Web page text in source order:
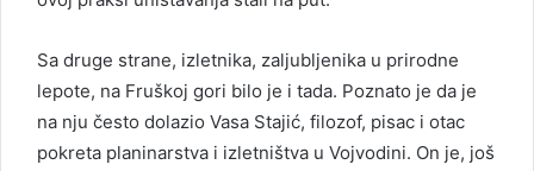
Sa druge strane, izletnika, zaljubljenika u prirodne
lepote, na Fruškoj gori bilo je i tada. Poznato je da je
na nju često dolazio Vasa Stajić, filozof, pisac i otac
pokreta planinarstva i izletništva u Vojvodini. On je, još